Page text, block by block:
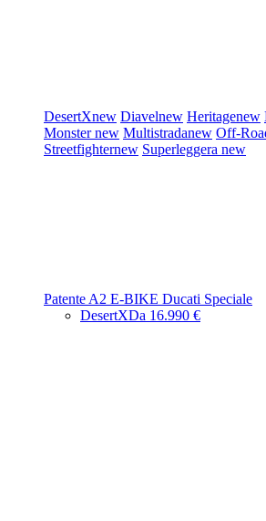
DesertXnew Diavelnew Heritagenew
Monsternew Multistradanew Off-
Streetfighternew Superleggera new
Patente A2 E-BIKE Ducati Speciale
DesertXDa 16.990 €